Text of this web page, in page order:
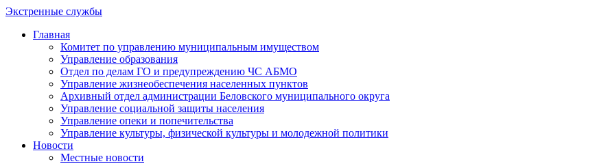
Экстренные службы
Главная
Комитет по управлению муниципальным имуществом
Управление образования
Отдел по делам ГО и предупреждению ЧС АБМО
Управление жизнеобеспечения населенных пунктов
Архивный отдел администрации Беловского муниципального округа
Управление социальной защиты населения
Управление опеки и попечительства
Управление культуры, физической культуры и молодежной политики
Новости
Местные новости